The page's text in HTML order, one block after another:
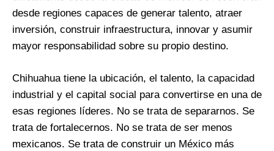
desde regiones capaces de generar talento, atraer
inversión, construir infraestructura, innovar y asumir
mayor responsabilidad sobre su propio destino.
Chihuahua tiene la ubicación, el talento, la capacidad
industrial y el capital social para convertirse en una de
esas regiones líderes. No se trata de separarnos. Se
trata de fortalecernos. No se trata de ser menos
mexicanos. Se trata de construir un México más